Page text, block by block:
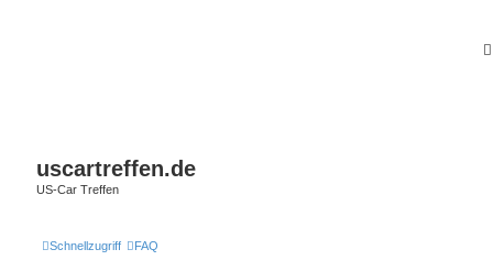
uscartreffen.de
US-Car Treffen
Schnellzugriff FAQ